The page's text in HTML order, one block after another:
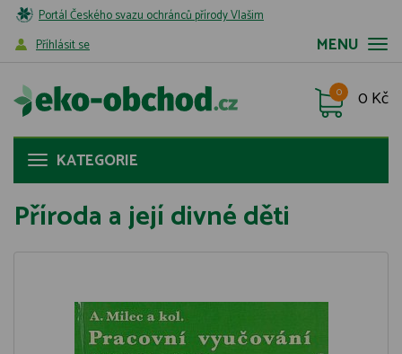
Portál Českého svazu ochránců přírody Vlašim
MENU
Příhlásit se
0 Kč
0
KATEGORIE
Příroda a její divné děti